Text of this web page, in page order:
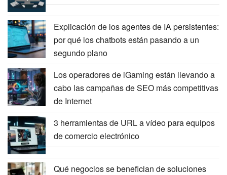
Explicación de los agentes de IA persistentes:
por qué los chatbots están pasando a un
segundo plano
Los operadores de iGaming están llevando a
cabo las campañas de SEO más competitivas
de Internet
3 herramientas de URL a vídeo para equipos
de comercio electrónico
Qué negocios se benefician de soluciones